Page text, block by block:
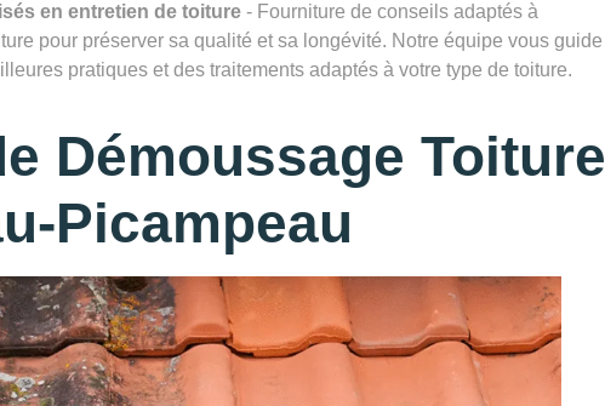
en entretien de toiture - Fourniture de conseils adaptés à
pour préserver sa qualité et sa longévité. Notre équipe vous guide
pratiques et des traitements adaptés à votre type de toiture.
Démoussage Toiture
Picampeau